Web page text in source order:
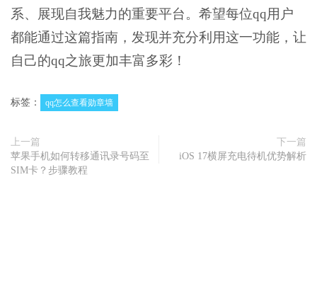
系、展现自我魅力的重要平台。希望每位qq用户
都能通过这篇指南，发现并充分利用这一功能，让
自己的qq之旅更加丰富多彩！
标签： qq怎么查看勋章墙
上一篇
苹果手机如何转移通讯录号码至
SIM卡？步骤教程
下一篇
iOS 17横屏充电待机优势解析